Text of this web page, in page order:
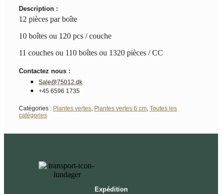
Description :
12 pièces par boîte
10 boîtes ou 120 pcs / couche
11 couches ou 110 boîtes ou 1320 pièces / CC
Contactez nous :
Sale@75012.dk
+45 6596 1735
Catégories : Plantes vertes Plantes vertes 6 cm Toutes les
catégories
Expédition